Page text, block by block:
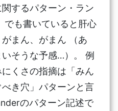
するパターン・ラン
でも書いていると肝心
まん、がまん （あ
そうな予感…）。 例
くさの指摘は「みん
き穴」パターンと言
のパターン記述で